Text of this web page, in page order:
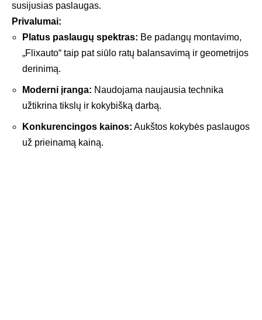
susijusias paslaugas.
Privalumai:
Platus paslaugų spektras: Be padangų montavimo,
„Flixauto“ taip pat siūlo ratų balansavimą ir geometrijos
derinimą.
Moderni įranga: Naudojama naujausia technika
užtikrina tikslų ir kokybišką darbą.
Konkurencingos kainos: Aukštos kokybės paslaugos
už prieinamą kainą.